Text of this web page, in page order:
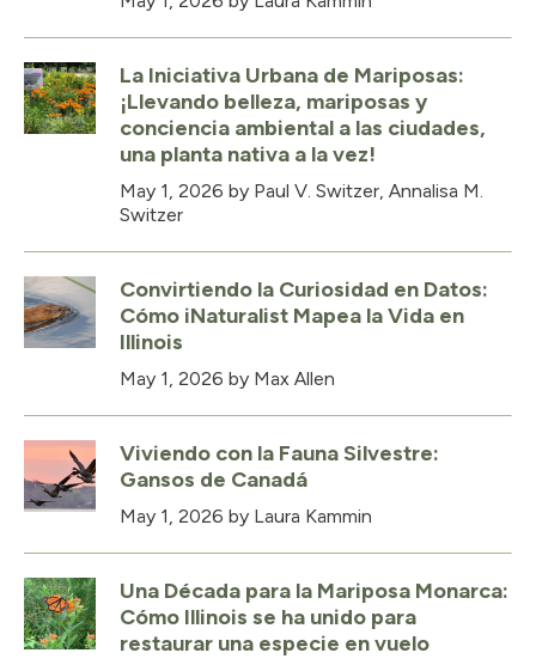
La Iniciativa Urbana de Mariposas:
¡Llevando belleza, mariposas y
conciencia ambiental a las ciudades,
una planta nativa a la vez!
May 1, 2026 by Paul V. Switzer, Annalisa M.
Switzer
Convirtiendo la Curiosidad en Datos:
Cómo iNaturalist Mapea la Vida en
Illinois
May 1, 2026 by Max Allen
Viviendo con la Fauna Silvestre:
Gansos de Canadá
May 1, 2026 by Laura Kammin
Una Década para la Mariposa Monarca:
Cómo Illinois se ha unido para
restaurar una especie en vuelo